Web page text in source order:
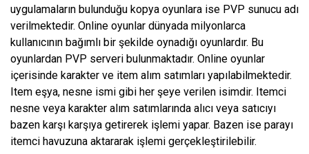
uygulamaların bulunduğu kopya oyunlara ise PVP sunucu adı
verilmektedir. Online oyunlar dünyada milyonlarca
kullanıcının bağımlı bir şekilde oynadığı oyunlardır. Bu
oyunlardan PVP serveri bulunmaktadır. Online oyunlar
içerisinde karakter ve item alım satımları yapılabilmektedir.
Item eşya, nesne ismi gibi her şeye verilen isimdir. Itemci
nesne veya karakter alım satımlarında alıcı veya satıcıyı
bazen karşı karşıya getirerek işlemi yapar. Bazen ise parayı
itemci havuzuna aktararak işlemi gerçekleştirilebilir.